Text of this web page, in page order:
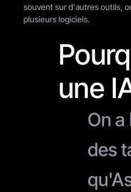
souvent sur d'autres outils,
plusieurs logiciels.
une
On
des